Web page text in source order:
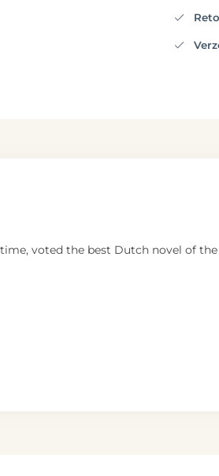
voted the best Dutch novel of